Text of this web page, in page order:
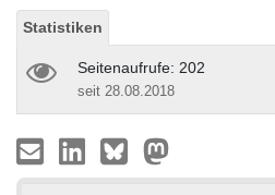
Statistiken
Seitenaufrufe: 202
seit 28.08.2018